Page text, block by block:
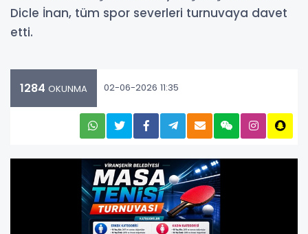
Dicle İnan, tüm spor severleri turnuvaya davet
etti.
1284 OKUNMA 02-06-2026 11:35